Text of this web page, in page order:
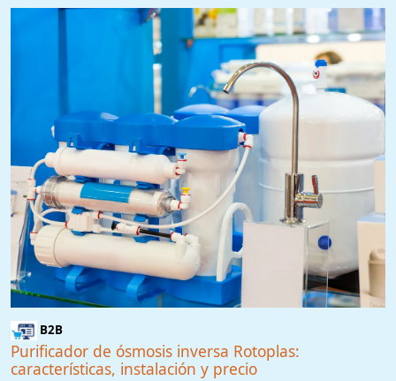
B2B
Purificador de ósmosis inversa Rotoplas:
características, instalación y precio